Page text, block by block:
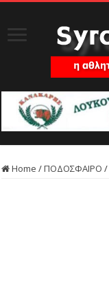
Home /ΠΟΔΟΣΦΑΙΡΟ /